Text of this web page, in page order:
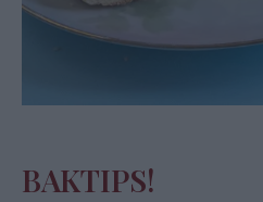
BAKTIPS!